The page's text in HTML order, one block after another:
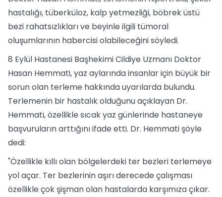
hastalığı, tüberküloz, kalp yetmezliği, böbrek üstü
bezi rahatsızlıkları ve beyinle ilgili tümoral
oluşumlarının habercisi olabileceğini söyledi.
8 Eylül Hastanesi Başhekimi Cildiye Uzmanı Doktor
Hasan Hemmati, yaz aylarında insanlar için büyük bir
sorun olan terleme hakkında uyarılarda bulundu.
Terlemenin bir hastalık olduğunu açıklayan Dr.
Hemmati, özellikle sıcak yaz günlerinde hastaneye
başvuruların arttığını ifade etti. Dr. Hemmati şöyle
dedi:
"Özellikle kıllı olan bölgelerdeki ter bezleri terlemeye
yol açar. Ter bezlerinin aşırı derecede çalışması
özellikle çok şişman olan hastalarda karşımıza çıkar.